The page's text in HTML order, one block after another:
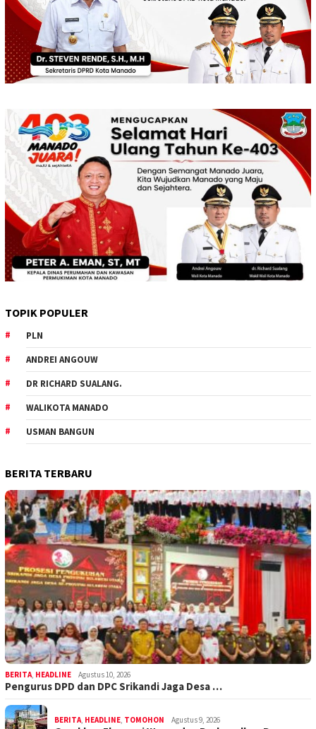
TOPIK POPULER
PLN
ANDREI ANGOUW
DR RICHARD SUALANG.
WALIKOTA MANADO
USMAN BANGUN
BERITA TERBARU
BERITA, HEADLINE Agustus 10, 2026
Pengurus DPD dan DPC Srikandi Jaga Desa …
BERITA, HEADLINE, TOMOHON Agustus 9, 2026